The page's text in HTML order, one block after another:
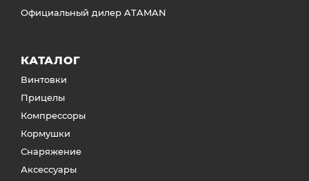
Официальный дилер ATAMAN
КАТАЛОГ
Винтовки
Прицелы
Компрессоры
Кормушки
Снаряжение
Аксессуары